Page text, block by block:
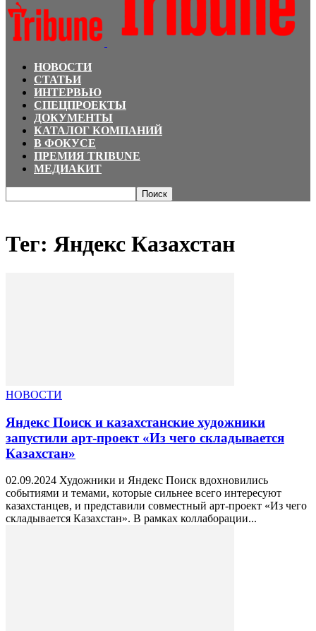
НОВОСТИ
СТАТЬИ
ИНТЕРВЬЮ
СПЕЦПРОЕКТЫ
ДОКУМЕНТЫ
КАТАЛОГ КОМПАНИЙ
В ФОКУСЕ
ПРЕМИЯ TRIBUNE
МЕДИАКИТ
Тег: Яндекс Казахстан
НОВОСТИ
Яндекс Поиск и казахстанские художники
запустили арт-проект «Из чего складывается
Казахстан»
02.09.2024 Художники и Яндекс Поиск вдохновились
событиями и темами, которые сильнее всего интересуют
казахстанцев, и представили совместный арт-проект «Из чего
складывается Казахстан». В рамках коллаборации...